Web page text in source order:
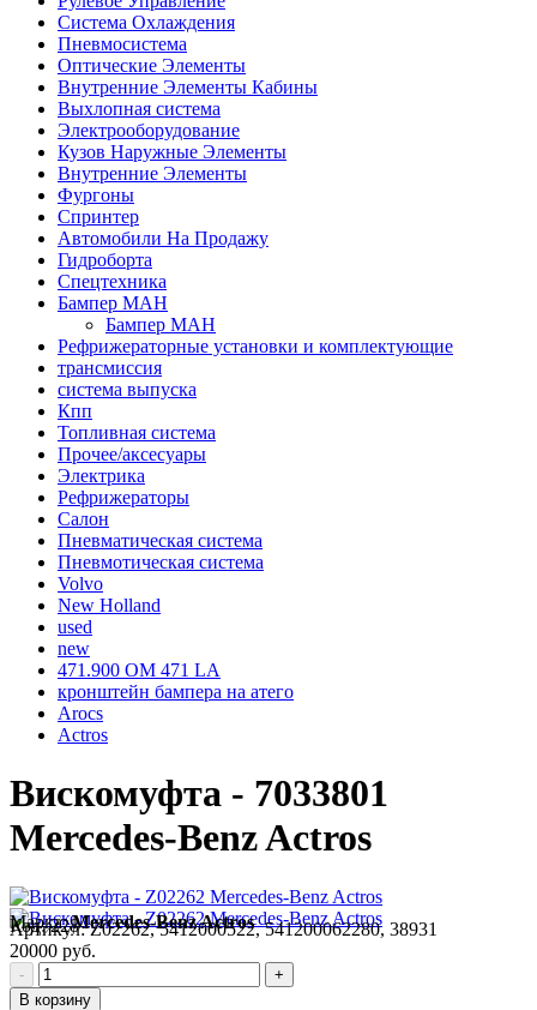
Система Охлаждения
Пневмосистема
Оптические Элементы
Внутренние Элементы Кабины
Выхлопная система
Электрооборудование
Кузов Наружные Элементы
Внутренние Элементы
Фургоны
Спринтер
Автомобили На Продажу
Гидроборта
Спецтехника
Бампер МАН
Бампер МАН
Рефрижераторные установки и комплектующие
трансмиссия
система выпуска
Кпп
Топливная система
Прочее/аксесуары
Электрика
Рефрижераторы
Салон
Пневматическая система
Пневмотическая система
Volvo
New Holland
used
new
471.900 OM 471 LA
кронштейн бампера на атего
Arocs
Actros
Вискомуфта - 7033801
Mercedes-Benz Actros
Марка:Mercedes-Benz Actros
Код:228
Артикул:Z02262, 5412000522, 541200062280, 38931
20000 руб.
-
+
В корзину